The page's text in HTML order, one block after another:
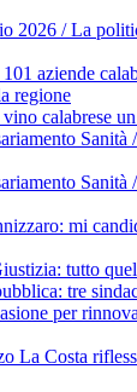
2026 / La
aziende
regione
calabrese
Sanità
Sanità
mi
tutto
tre
per
La Costa